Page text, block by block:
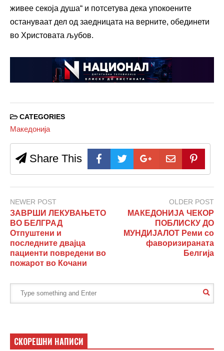
живее секоја душа“ и потсетува дека упокоените
остануваат дел од заедницата на верните, обединети
во Христовата љубов.
CATEGORIES
Македонија
Share This
NEWER POST
ЗАВРШИ ЛЕКУВАЊЕТО
ВО БЕЛГРАД
Отпуштени и
последните двајца
пациенти повредени во
пожарот во Кочани
OLDER POST
МАКЕДОНИЈА ЧЕКОР
ПОБЛИСКУ ДО
МУНДИЈАЛОТ Реми со
фаворизираната
Белгија
СКОРЕШНИ НАПИСИ